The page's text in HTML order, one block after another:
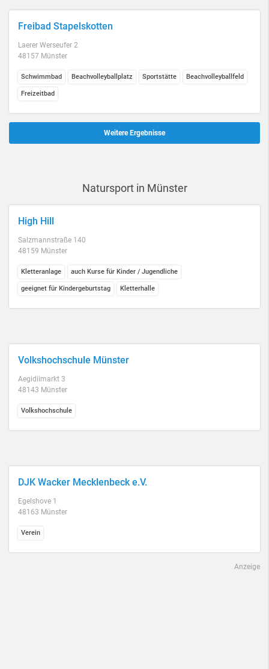
Freibad Stapelskotten
Laerer Werseufer 2
48157 Münster
Schwimmbad Beachvolleyballplatz Sportstätte Beachvolleyballfeld
Freizeitbad
Weitere Ergebnisse
Natursport in Münster
High Hill
Salzmannstraße 140
48159 Münster
Kletteranlage auch Kurse für Kinder / Jugendliche
geeignet für Kindergeburtstag Kletterhalle
Volkshochschule Münster
Aegidiimarkt 3
48143 Münster
Volkshochschule
DJK Wacker Mecklenbeck e.V.
Egelshove 1
48163 Münster
Verein
Anzeige